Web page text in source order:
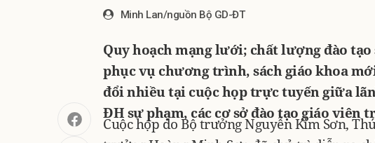
Minh Lan/nguồn Bộ GD-ĐT
Quy hoạch mạng lưới; chất lượng đào
phục vụ chương trình, sách giáo khoa
đổi nhiều tại cuộc họp trực tuyến giữa
ĐH sư phạm, các cơ sở đào tạo giáo viên
Cuộc họp do Bộ trưởng Nguyễn Kim Sơn,